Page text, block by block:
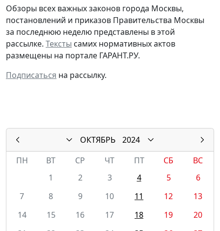
Обзоры всех важных законов города Москвы,
постановлений и приказов Правительства Москвы
за последнюю неделю представлены в этой
рассылке. Тексты самих нормативных актов
размещены на портале ГАРАНТ.РУ.
Подписаться на рассылку.
ОКТЯБРЬ
2024
ПН
ВТ СР ЧТ ПТ СБ
ВС
1
2 3 4 5
6
7
8 9 10 11 12
13
14
15 16 17 18 19
20